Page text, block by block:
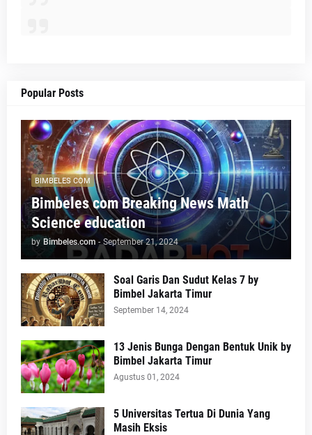
Popular Posts
BIMBELES COM
Bimbeles com Breaking News Math
Science education
by Bimbeles.com - September 21, 2024
Soal Garis Dan Sudut Kelas 7 by
Bimbel Jakarta Timur
September 14, 2024
13 Jenis Bunga Dengan Bentuk Unik by
Bimbel Jakarta Timur
Agustus 01, 2024
5 Universitas Tertua Di Dunia Yang
Masih Eksis